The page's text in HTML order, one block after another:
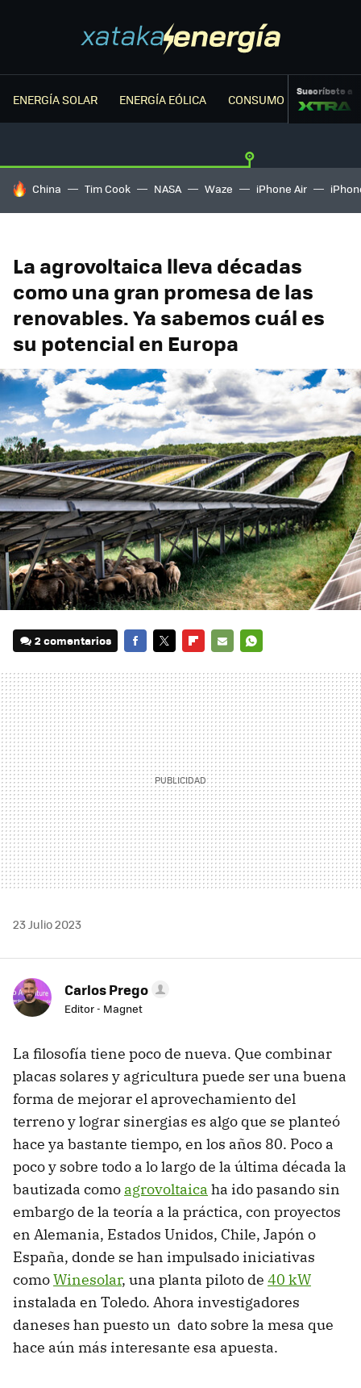
ENERGÍA SOLAR ENERGÍA EÓLICA CONSUMO ENERGÉTICO
Suscríbete a
HOY SE HABLA DE
China Tim Cook NASA Waze iPhone Air
La agrovoltaica lleva décadas
como una gran promesa de las
renovables. Ya sabemos cuál es
su potencial en Europa
2 comentarios
MAIL
23 Julio 2023
Carlos Prego
Editor - Magnet
La filosofía tiene poco de nueva. Que combinar
placas solares y agricultura puede ser una buena
forma de mejorar el aprovechamiento del
terreno y lograr sinergias es algo que se planteó
hace ya bastante tiempo, en los años 80. Poco a
poco y sobre todo a lo largo de la última década la
bautizada como agrovoltaica ha ido pasando sin
embargo de la teoría a la práctica, con proyectos
en Alemania, Estados Unidos, Chile, Japón o
España, donde se han impulsado iniciativas
comoWinesolar, una planta piloto de 40 kW
instalada en Toledo. Ahora investigadores
daneses han puesto un dato sobre la mesa que
hace aún más interesante esa apuesta.